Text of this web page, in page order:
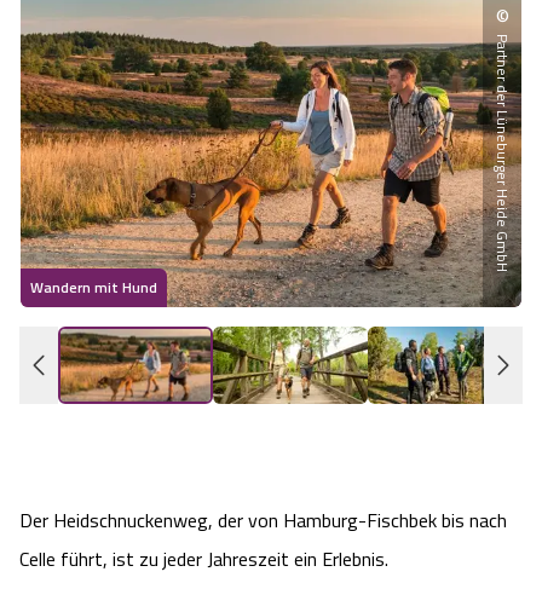
Highlights
Wandern im Frühling
Wandern im Sommer
Wandern im Herbst
Wandern im Winter
Heideschleifen
Gastgeber
Wandern mit Hund
©
Partner der Lüneburger Heide GmbH
Der Heidschnuckenweg, der von Hamburg-Fischbek bis nach
Celle führt, ist zu jeder Jahreszeit ein Erlebnis.